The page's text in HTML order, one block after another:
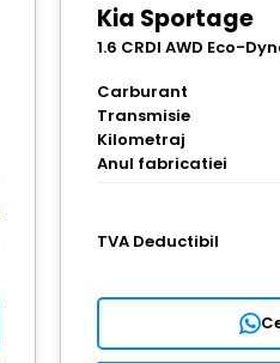
Kia Sportage
1.6 CRDI AWD Eco-
Carburant
Transmisie
Kilometraj
Anul fabricatiei
TVA Deductibil